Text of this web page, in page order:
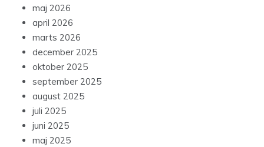
maj 2026
april 2026
marts 2026
december 2025
oktober 2025
september 2025
august 2025
juli 2025
juni 2025
maj 2025